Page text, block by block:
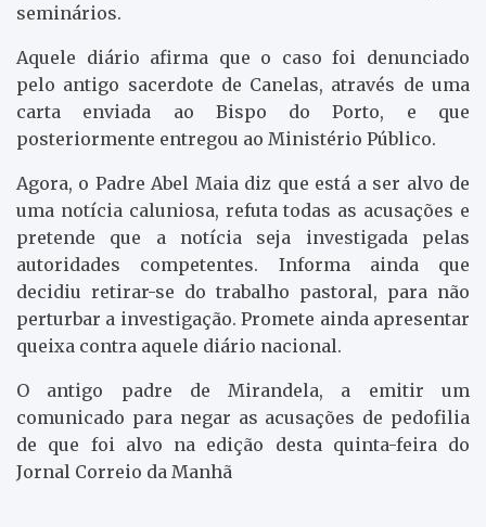
seminários.
Aquele diário afirma que o caso foi denunciado
pelo antigo sacerdote de Canelas, através de uma
carta enviada ao Bispo do Porto, e que
posteriormente entregou ao Ministério Público.
Agora, o Padre Abel Maia diz que está a ser alvo de
uma notícia caluniosa, refuta todas as acusações e
pretende que a notícia seja investigada pelas
autoridades competentes. Informa ainda que
decidiu retirar-se do trabalho pastoral, para não
perturbar a investigação. Promete ainda apresentar
queixa contra aquele diário nacional.
O antigo padre de Mirandela, a emitir um
comunicado para negar as acusações de pedofilia
de que foi alvo na edição desta quinta-feira do
Jornal Correio da Manhã